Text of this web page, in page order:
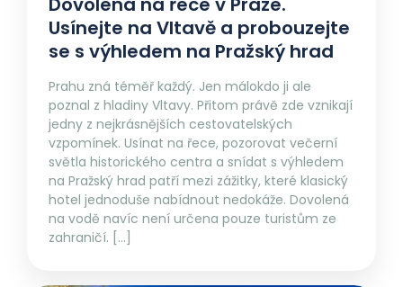
Usínejte na Vltavě a probouzejte
se s výhledem na Pražský hrad
Prahu zná téměř každý. Jen málokdo ji ale
poznal z hladiny Vltavy. Přitom právě zde vznikají
jedny z nejkrásnějších cestovatelských
vzpomínek. Usínat na řece, pozorovat večerní
světla historického centra a snídat s výhledem
na Pražský hrad patří mezi zážitky, které klasický
hotel jednoduše nabídnout nedokáže. Dovolená
na vodě navíc není určena pouze turistům ze
zahraničí. […]